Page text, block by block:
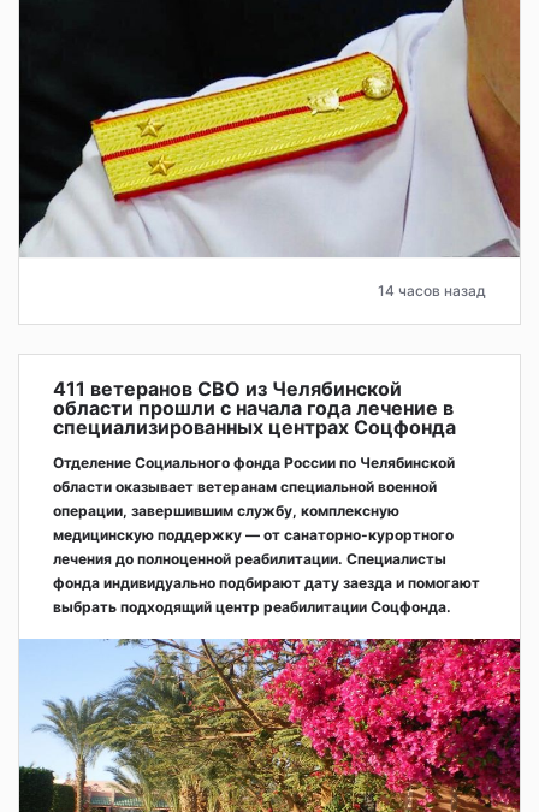
14 часов назад
411 ветеранов СВО из Челябинской
области прошли с начала года лечение в
специализированных центрах Соцфонда
Отделение Социального фонда России по Челябинской
области оказывает ветеранам специальной военной
операции, завершившим службу, комплексную
медицинскую поддержку — от санаторно-курортного
лечения до полноценной реабилитации. Специалисты
фонда индивидуально подбирают дату заезда и помогают
выбрать подходящий центр реабилитации Соцфонда.